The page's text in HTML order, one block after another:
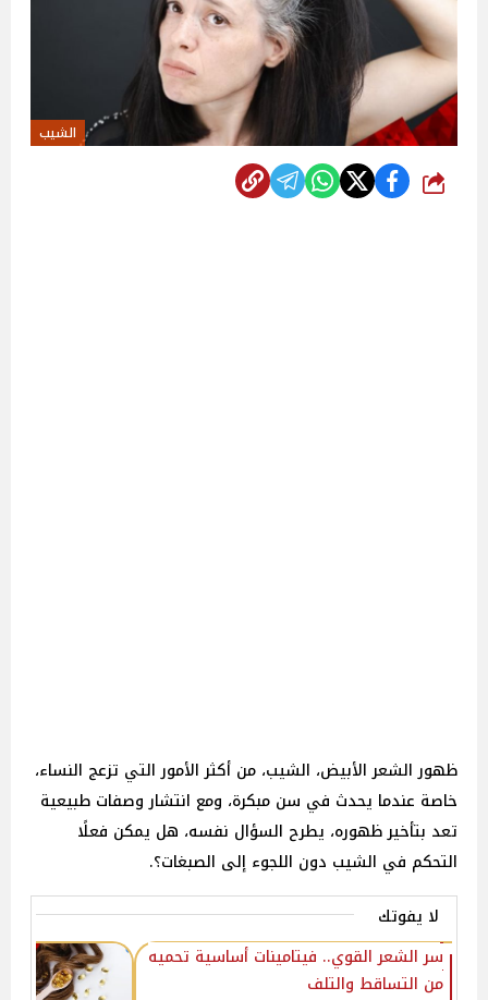
الشيب
شارك
ظهور الشعر الأبيض، الشيب، من أكثر الأمور التي تزعج النساء،
خاصة عندما يحدث في سن مبكرة، ومع انتشار وصفات طبيعية
تعد بتأخير ظهوره، يطرح السؤال نفسه، هل يمكن فعلًا
التحكم في الشيب دون اللجوء إلى الصبغات؟.
لا يفوتك
سر الشعر القوي.. فيتامينات أساسية تحميه
من التساقط والتلف